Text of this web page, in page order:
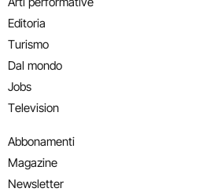
Editoria
Turismo
Dal mondo
Jobs
Television
Abbonamenti
Magazine
Newsletter